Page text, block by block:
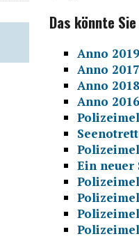
Das könnte
Anno 2019
Anno 2017
Anno 2018
Anno 2016
Ein neuer